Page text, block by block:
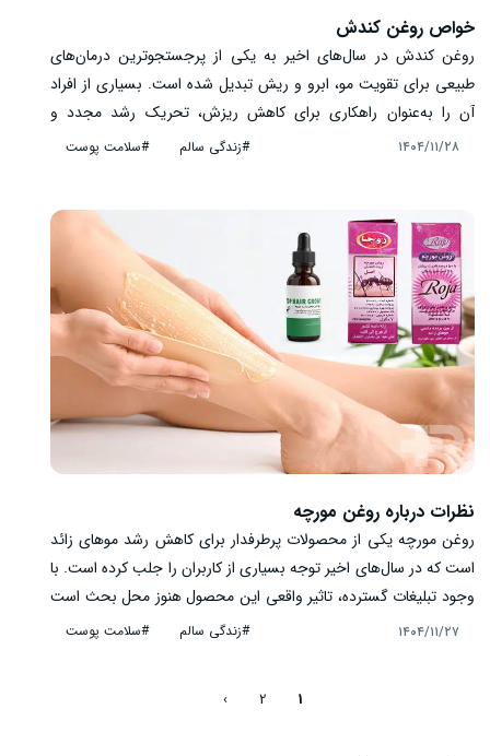
خواص روغن کندش
روغن کندش در سال‌های اخیر به یکی از پرجستجوترین درمان‌های
طبیعی برای تقویت مو، ابرو و ریش تبدیل شده است. بسیاری از افراد
آن را به‌عنوان راهکاری برای کاهش ریزش، تحریک رشد مجدد و
افزایش ضخامت مو می‌شناسند. اما آیا خواص روغن کندش واقعاً علمی
عوارض و نکات مهم استفاده از این روغن گیاهی را بررسی می‌کنیم تا
بتوانید آگاهانه تصمیم بگیرید.
۱۴۰۴/۱۱/۲۸ #زندگی سالم #سلامت پوست
نظرات درباره روغن مورچه
روغن مورچه یکی از محصولات پرطرفدار برای کاهش رشد موهای زائد
است که در سال‌های اخیر توجه بسیاری از کاربران را جلب کرده است. با
وجود تبلیغات گسترده، تاثیر واقعی این محصول هنوز محل بحث است
و تجربه مصرف‌کنندگان متفاوت گزارش شده است. در این مقاله، نظرات
خوانندگان بتوانند تصمیمی آگاهانه برای استفاده از آن بگیرند.
۱۴۰۴/۱۱/۲۷ #زندگی سالم #سلامت پوست
1
2
›